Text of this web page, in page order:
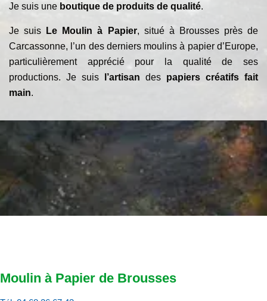
Je suis une boutique de produits de qualité.
Je suis Le Moulin à Papier, situé à Brousses près de
Carcassonne, l’un des derniers moulins à papier d’Europe,
particulièrement apprécié pour la qualité de ses
productions. Je suis
l’artisan des papiers créatifs fait
main.
Moulin à Papier de Brousses